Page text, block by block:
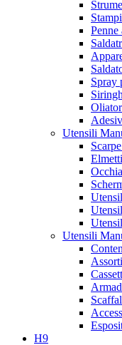
Penne
Spray
Utensili
Utensili
H9